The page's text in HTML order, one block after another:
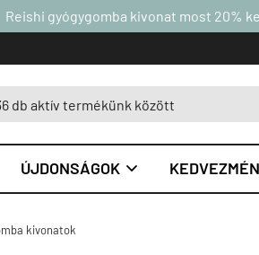
Reishi gyógygomba kivonat most 20%
ÚJDONSÁGOK 
kivonatok